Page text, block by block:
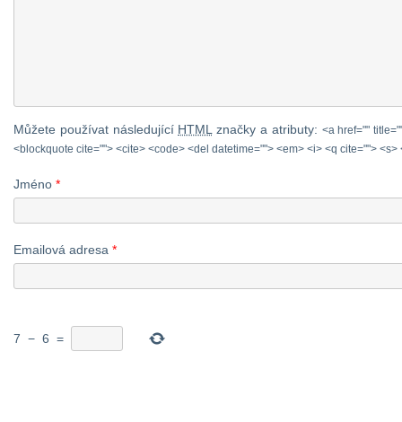
Můžete používat následující HTML značky a atributy: <a href=""
<blockquote cite=""> <cite> <code> <del datetime=""> <em> <i> <q cite=""> <s>
Jméno *
Emailová adresa *
7 − 6 =